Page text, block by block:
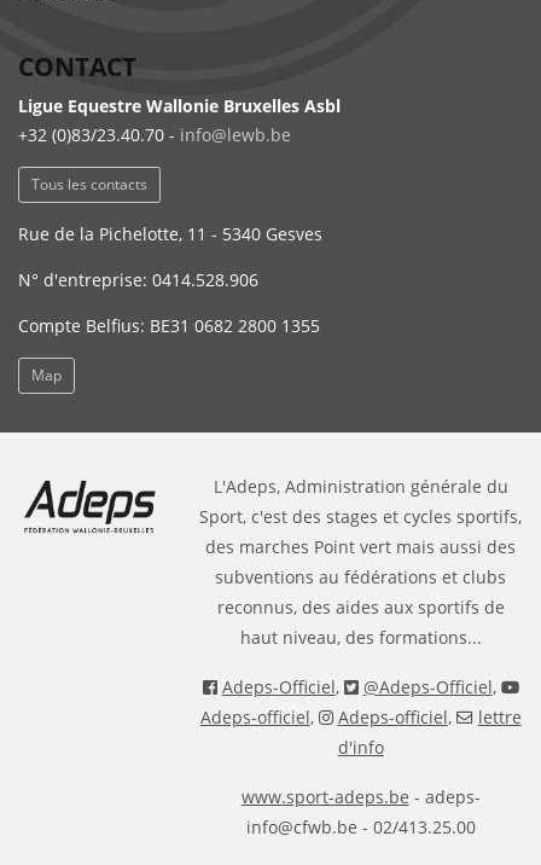
CONTACT
Ligue Equestre Wallonie Bruxelles Asbl
+32 (0)83/23.40.70 - info@lewb.be
Tous les contacts
Rue de la Pichelotte, 11 - 5340 Gesves
N° d'entreprise: 0414.528.906
Compte Belfius: BE31 0682 2800 1355
Map
L'Adeps, Administration générale du
Sport, c'est des stages et cycles sportifs,
des marches Point vert mais aussi des
subventions au fédérations et clubs
reconnus, des aides aux sportifs de
haut niveau, des formations...
Adeps-Officiel, @Adeps-Officiel,
Adeps-officiel, Adeps-officiel,
lettre
d'info
www.sport-adeps.be - adeps-
info@cfwb.be - 02/413.25.00